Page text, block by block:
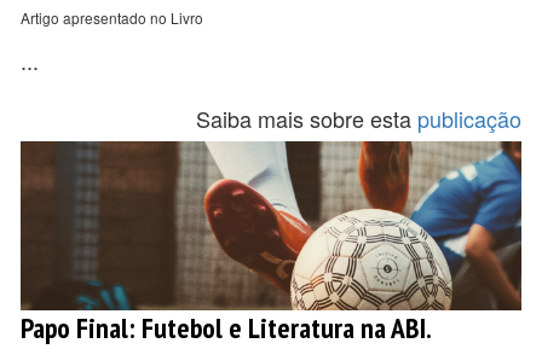
Artigo apresentado no Livro
...
Saiba mais sobre esta publicação
Papo Final: Futebol e Literatura na ABI.